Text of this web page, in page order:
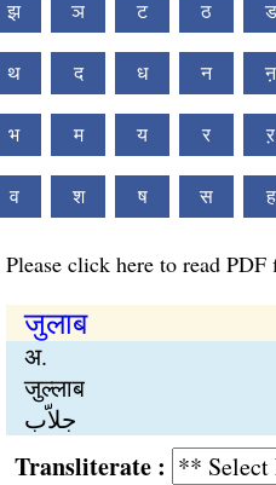
झ ञ ट ठ ड
थ द ध न ऩ
भ म य र ऱ
व श ष स ह
Please click here to read PDF
जुलाब
अ.
जुल्लाब
جلاّب
: